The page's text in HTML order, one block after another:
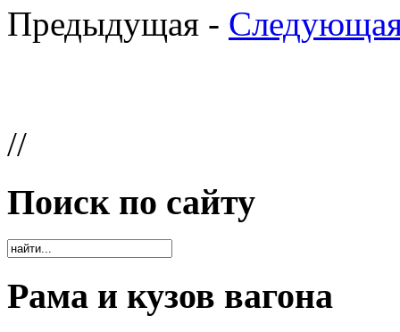
Предыдущая -
//
Поиск по сайту
Рама и кузов вагона